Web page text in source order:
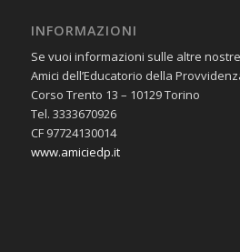
INFORMAZIONI
Se vuoi informazioni sulle altre
Amici dell’Educatorio della
Corso Trento 13 – 10129 Torino
Tel. 3333670926
CF 97724130014
www.amiciedp.it